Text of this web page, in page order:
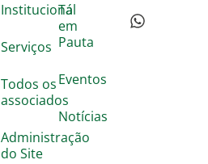
Institucional
Serviços
Todos os
associados
Administração
do Site
Tá
em
Pauta
Eventos
Notícias